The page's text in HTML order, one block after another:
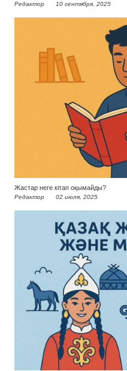
Редактор 10 сентября, 2025
Жастар неге кітап оқымайды?
Редактор 02 июля, 2025